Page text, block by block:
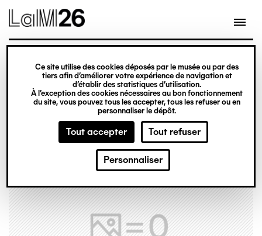
Gestion des cookies
Ce site utilise des cookies déposés par le musée ou par des
tiers afin d’améliorer votre expérience de navigation et
d’établir des statistiques d’utilisation.
À l’exception des cookies nécessaires au bon fonctionnement
du site, vous pouvez tous les accepter, tous les refuser ou en
personnaliser le dépôt.
Tout accepter Tout refuser
Personnaliser
contenu